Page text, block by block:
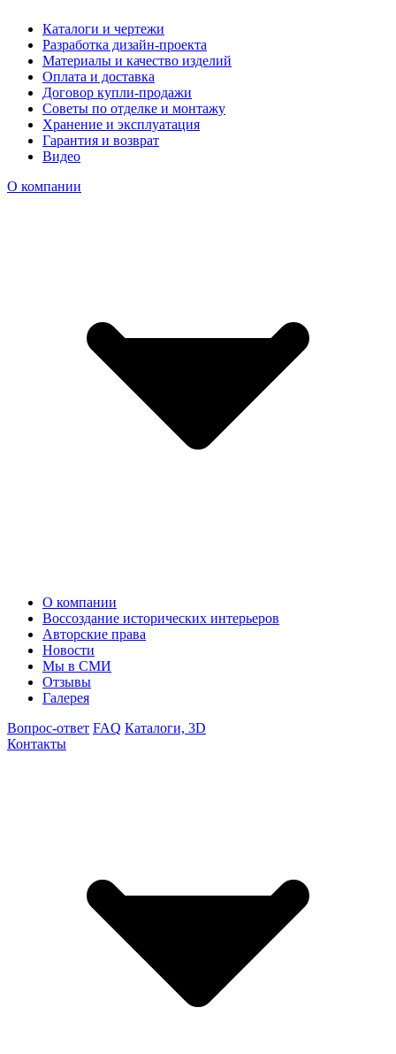
Каталоги и чертежи
Разработка дизайн-проекта
Материалы и качество изделий
Оплата и доставка
Договор купли-продажи
Советы по отделке и монтажу
Хранение и эксплуатация
Гарантия и возврат
Видео
О компании
О компании
Воссоздание исторических интерьеров
Авторские права
Новости
Мы в СМИ
Отзывы
Галерея
Вопрос-ответ FAQ Каталоги, 3D
Контакты